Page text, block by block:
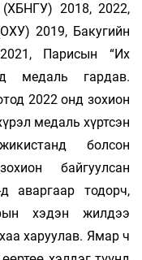
(ХБНГУ) 2018, 2022,
2019, Бакугийн
Парисын “Их
медаль гардав.
2022 онд зохион
медаль хүртсэн
болсон
байгуулсан
д аваргаар тодорч,
хэдэн жилдээ
харуулав. Ямар ч